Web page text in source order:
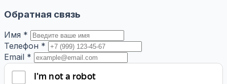
Обратная связь
Имя *
Телефон *
Email *